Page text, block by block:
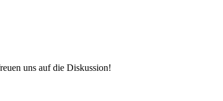
uns auf die Diskussion!